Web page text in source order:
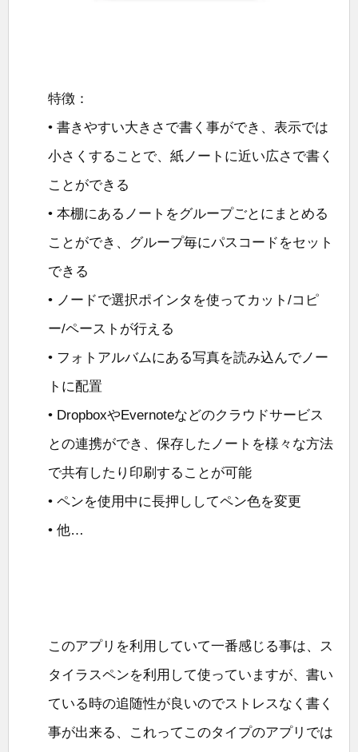
特徴：
• 書きやすい大きさで書く事ができ、表示では
小さくすることで、紙ノートに近い広さで書く
ことができる
• 本棚にあるノートをグループごとにまとめる
ことができ、グループ毎にパスコードをセット
できる
• ノードで選択ポインタを使ってカット/コピ
ー/ペーストが行える
• フォトアルバムにある写真を読み込んでノー
トに配置
• DropboxやEvernoteなどのクラウドサービス
との連携ができ、保存したノートを様々な方法
で共有したり印刷することが可能
• ペンを使用中に長押ししてペン色を変更
• 他…
このアプリを利用していて一番感じる事は、ス
タイラスペンを利用して使っていますが、書い
ている時の追随性が良いのでストレスなく書く
事が出来る、これってこのタイプのアプリでは